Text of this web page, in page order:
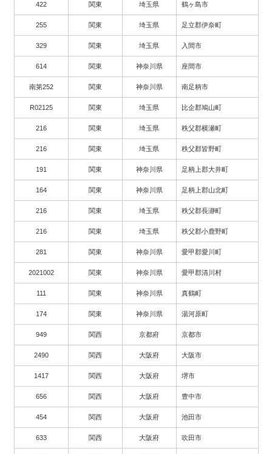
422 関東 埼玉県 鶴ヶ島市
255 関東 埼玉県 足立郡伊奈町
329 関東 埼玉県 入間市
614 関東 神奈川県 座間市
南第252 関東 神奈川県 南足柄市
R02125 関東 埼玉県 比企郡鳩山町
216 関東 埼玉県 秩父郡横瀬町
216 関東 埼玉県 秩父郡皆野町
191 関東 神奈川県 足柄上郡大井町
164 関東 神奈川県 足柄上郡山北町
216 関東 埼玉県 秩父郡長瀞町
216 関東 埼玉県 秩父郡小鹿野町
281 関東 神奈川県 愛甲郡愛川町
2021002 関東 神奈川県 愛甲郡清川村
111 関東 神奈川県 真鶴町
174 関東 神奈川県 湯河原町
949 関西 京都府 京都市
2490 関西 大阪府 大阪市
1417 関西 大阪府 堺市
656 関西 大阪府 豊中市
454 関西 大阪府 池田市
633 関西 大阪府 吹田市